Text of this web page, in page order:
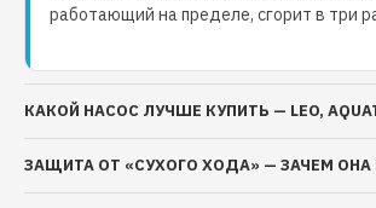
работающий на пределе, сгорит в три
КАКОЙ НАСОС ЛУЧШЕ КУПИТЬ — LEO,
ЗАЩИТА ОТ «СУХОГО ХОДА» — ЗАЧЕМ ОНА